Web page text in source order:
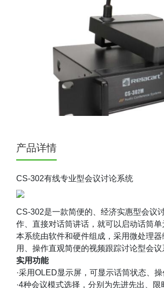
产品详情
CS-302有线专业型会议讨论系统
CS-302是一款简便的、经济实惠型会议
作、直接对话筒讲话，就可以启动话筒
本系统由软件和硬件组成，采用微处理
用、操作直观简便的视频跟踪讨论型会
实用功能
·采用OLED显示屏，可显示话筒状态、
·4种会议模式选择，分别为先进先出、